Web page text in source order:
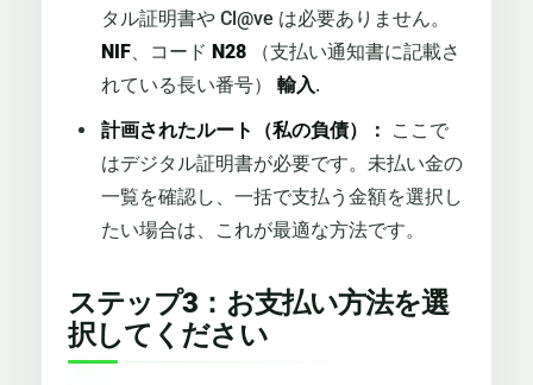
タル証明書や Cl@ve は必要ありません。
NIF 、コード N28 （支払い通知書に記載さ
れている長い番号） 輸入.
計画されたルート（私の負債）：
ここで
はデジタル証明書が必要です。未払い金の
一覧を確認し、一括で支払う金額を選択し
たい場合は、これが最適な方法です。
ステップ3：お支払い方法を選
択してください